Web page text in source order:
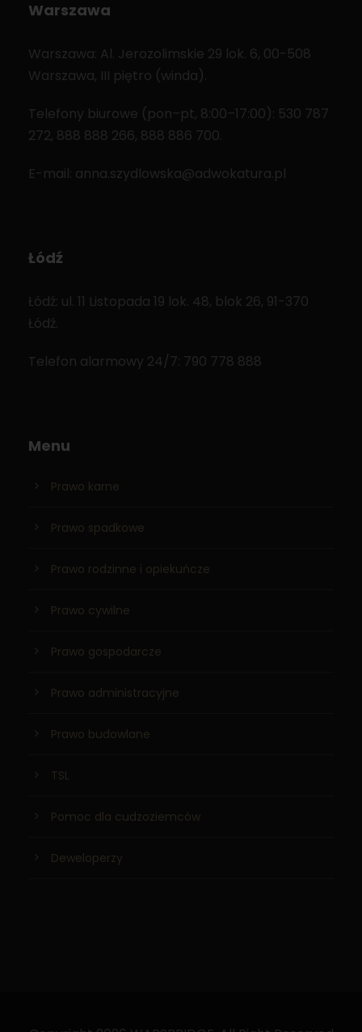
Warszawa
Warszawa: Al. Jerozolimskie 29 lok. 6, 00-508
Warszawa, III piętro (winda).
Telefony biurowe (pon–pt, 8:00–17:00): 530 787
272, 888 888 266, 888 886 700.
E-mail: anna.szydlowska@adwokatura.pl
Łódź
Łódź: ul. 11 Listopada 19 lok. 48, blok 26, 91-370
Łódź.
Telefon alarmowy 24/7: 790 778 888
Menu
Prawo karne
Prawo spadkowe
Prawo rodzinne i opiekuńcze
Prawo cywilne
Prawo gospodarcze
Prawo administracyjne
Prawo budowlane
TSL
Pomoc dla cudzoziemców
Deweloperzy